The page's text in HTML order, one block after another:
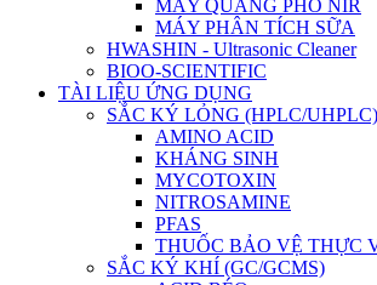
MÁY QUANG PHỔ NIR
MÁY PHÂN TÍCH SỮA
HWASHIN - Ultrasonic Cleaner
BIOO-SCIENTIFIC
TÀI LIỆU ỨNG DỤNG
SẮC KÝ LỎNG (HPLC/UHPLC)
AMINO ACID
KHÁNG SINH
MYCOTOXIN
NITROSAMINE
PFAS
THUỐC BẢO VỆ THỰC
SẮC KÝ KHÍ (GC/GCMS)